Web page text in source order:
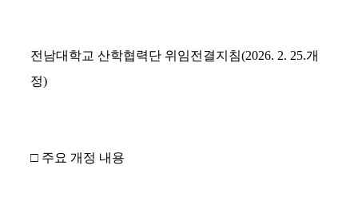
전남대학교 산학협력단 위임전결지침(2026. 2. 25.개
정)
□ 주요 개정 내용